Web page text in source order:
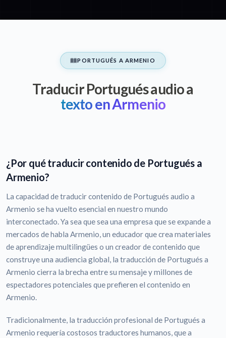
PORTUGUÉS A ARMENIO
Traducir Portugués audio a
texto en Armenio
¿Por qué traducir contenido de Portugués a
Armenio?
La capacidad de traducir contenido de Portugués audio a
Armenio se ha vuelto esencial en nuestro mundo
interconectado. Ya sea que sea una empresa que se expande a
mercados de habla Armenio, un educador que crea materiales
de aprendizaje multilingües o un creador de contenido que
construye una audiencia global, la traducción de Portugués a
Armenio cierra la brecha entre su mensaje y millones de
espectadores potenciales que prefieren el contenido en
Armenio.
Tradicionalmente, la traducción profesional de Portugués a
Armenio requería costosos traductores humanos, que a